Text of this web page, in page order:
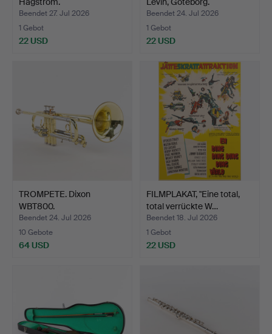
Beendet 27. Jul 2026
1 Gebot
22 USD
Beendet 24. Jul 2026
1 Gebot
22 USD
TROMPETE. Dixon
WBT800.
Beendet 24. Jul 2026
10 Gebote
64 USD
FILMPLAKAT, "Eine total,
total verrückte W…
Beendet 18. Jul 2026
1 Gebot
22 USD